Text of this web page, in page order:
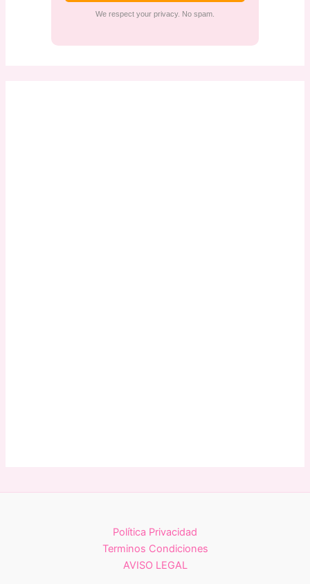
We respect your privacy. No spam.
Política Privacidad
Terminos Condiciones
AVISO LEGAL